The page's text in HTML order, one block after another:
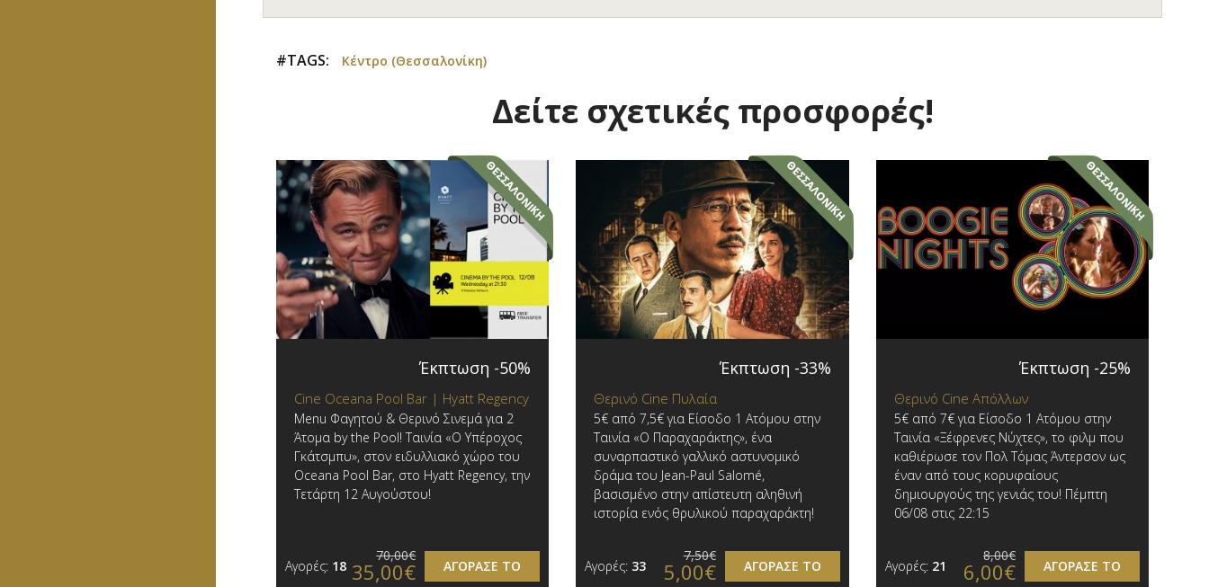
#TAGS: Κέντρο (Θεσσαλονίκη)
Δείτε σχετικές προσφορές!
Έκπτωση -50%
Cine Oceana Pool Bar | Hyatt Regency
Menu Φαγητού & Θερινό Σινεμά για 2
Άτομα by the Pool! Ταινία «Ο Υπέροχος
Γκάτσμπυ», στον ειδυλλιακό χώρο του
Oceana Pool Bar, στο Hyatt Regency, την
Τετάρτη 12 Αυγούστου!
Αγορές: 18 ΑΓΟΡΑΣΕ ΤΟ
70,00€
35,00€
Έκπτωση -33%
Θερινό Cine Πυλαία
5€ από 7,5€ για Είσοδο 1 Ατόμου στην
Ταινία «Ο Παραχαράκτης», ένα
συναρπαστικό γαλλικό αστυνομικό
δράμα του Jean-Paul Salomé,
βασισμένο στην απίστευτη αληθινή
ιστορία ενός θρυλικού παραχαράκτη!
Αγορές: 33 ΑΓΟΡΑΣΕ ΤΟ
7,50€
5,00€
Έκπτωση -25%
Θερινό Cine Απόλλων
5€ από 7€ για Είσοδο 1 Ατόμου στην
Ταινία «Ξέφρενες Νύχτες», το φιλμ που
καθιέρωσε τον Πολ Τόμας Άντερσον ως
έναν από τους κορυφαίους
δημιουργούς της γενιάς του! Πέμπτη
06/08 στις 22:15
Αγορές: 21 ΑΓΟΡΑΣΕ ΤΟ
8,00€
6,00€